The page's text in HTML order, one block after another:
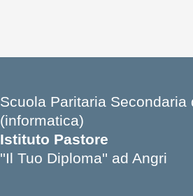
Scuola Paritaria Secondaria
(informatica)
Istituto Pastore
''Il Tuo Diploma'' ad Angri